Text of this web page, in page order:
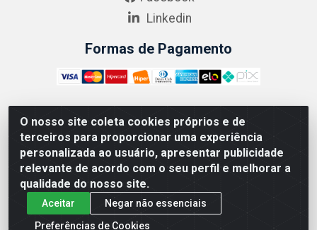
O nosso site coleta cookies próprios e de
terceiros para proporcionar uma experiência
personalizada ao usuário, apresentar publicidade
relevante de acordo com o seu perfil e melhorar a
qualidade do nosso site.
Aceitar
Negar não essenciais
Preferências de Cookies
Linkedin
Formas de Pagamento
ABRASEG COMÉRCIO ATACADISTA LTDA - CNPJ:
10.894.768/0001-00 - Avenida Lobo Júnior, 1045 -
Penha Circular - Rio de Janeiro - RJ - CEP 21020-124